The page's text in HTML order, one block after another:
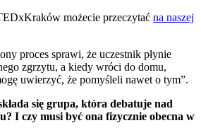
możecie przeczytać na naszej
proces sprawi, że uczestnik płynie
zgrzytu, a kiedy wróci do domu,
uwierzyć, że pomyśleli nawet o tym”.
się grupa, która debatuje nad
I czy musi być ona fizycznie obecna w